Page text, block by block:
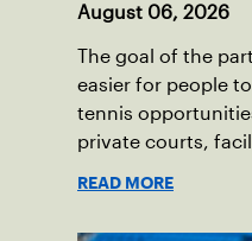
August 06, 2026
The goal of the
easier for people
tennis
private courts,
READ MORE